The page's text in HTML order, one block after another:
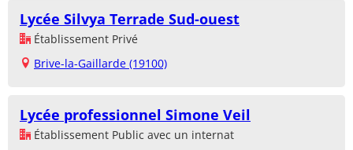
Lycée Silvya Terrade Sud-ouest
Établissement Privé
Brive-la-Gaillarde (19100)
Lycée professionnel Simone Veil
Établissement Public avec un internat